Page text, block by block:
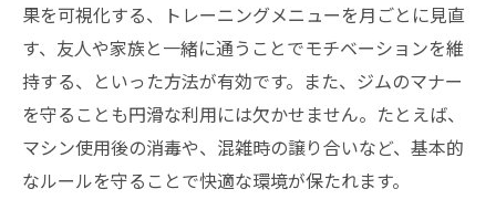
果を可視化する、トレーニングメニューを月ごとに見直
す、友人や家族と一緒に通うことでモチベーションを維
持する、といった方法が有効です。また、ジムのマナー
を守ることも円滑な利用には欠かせません。たとえば、
マシン使用後の消毒や、混雑時の譲り合いなど、基本的
なルールを守ることで快適な環境が保たれます。